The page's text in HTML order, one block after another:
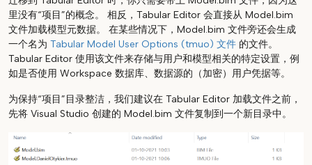
里没有“项目”的概念。 相反，Tabular Editor 会直接从 Model.bim
文件加载模型元数据。 在某些情况下，Model.bim 文件旁还会生成
一个名为 Tabular Model User Options (tmuo) 文件 的文件。
Tabular Editor 使用该文件来存储与用户和模型相关的特定设置，例
如是否使用 Workspace 数据库、数据源的（加密）用户凭据等。
为保持“项目”目录整洁，我们建议在 Tabular Editor 加载文件之前，
先将 Visual Studio 创建的 Model.bim 文件复制到一个新目录中。